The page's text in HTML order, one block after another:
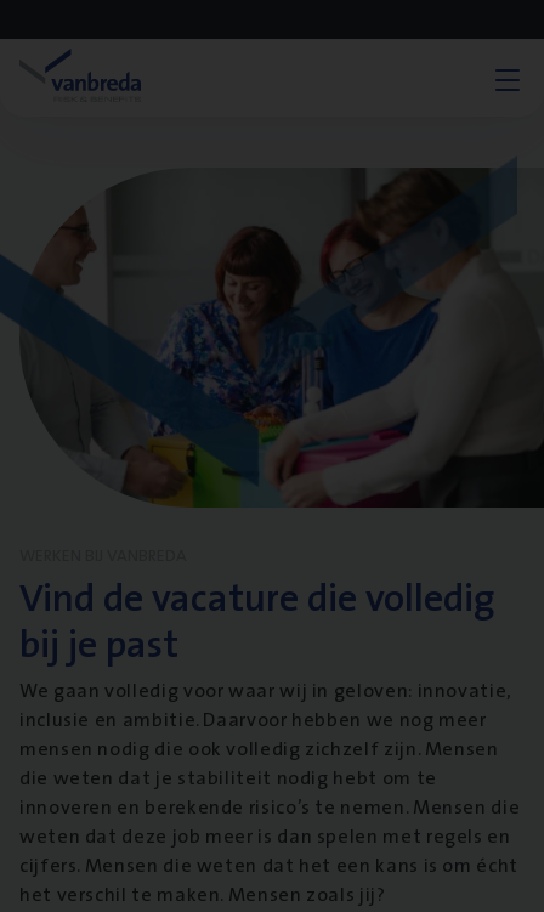
Vind de vacature die volledig
bij je past
We gaan volledig voor waar wij in geloven: innovatie,
inclusie en ambitie. Daarvoor hebben we nog meer
mensen nodig die ook volledig zichzelf zijn. Mensen
die weten dat je stabiliteit nodig hebt om te
innoveren en berekende risico’s te nemen. Mensen die
weten dat deze job meer is dan spelen met regels en
cijfers. Mensen die weten dat het een kans is om écht
het verschil te maken. Mensen zoals jij?